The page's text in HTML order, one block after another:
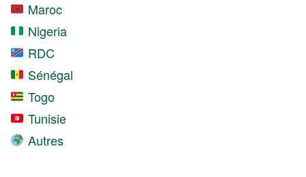
Maroc
Nigeria
RDC
Sénégal
Togo
Tunisie
Autres